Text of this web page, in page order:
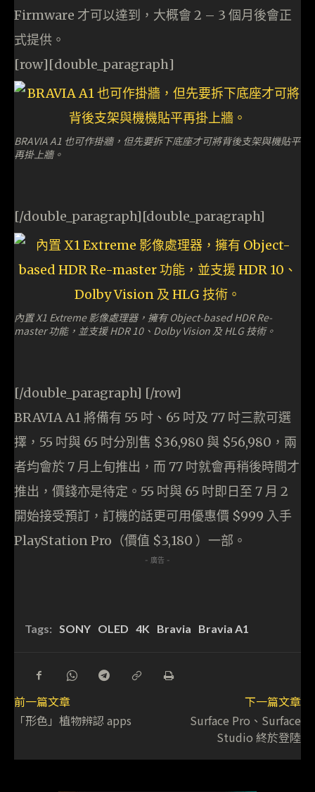
Firmware 才可以達到，大概會 2 – 3 個月後會正
式提供。
[row][double_paragraph]
BRAVIA A1 也可作掛牆，但先要拆下底座才可將背後支架與機貼平
再掛上牆。
[/double_paragraph][double_paragraph]
內置 X1 Extreme 影像處理器，擁有 Object-based HDR Re-
master 功能，並支援 HDR 10、Dolby Vision 及 HLG 技術。
[/double_paragraph] [/row]
BRAVIA A1 將備有 55 吋、65 吋及 77 吋三款可選
擇，55 吋與 65 吋分別售 $36,980 與 $56,980，兩
者均會於 7 月上旬推出，而 77 吋就會再稍後時間才
推出，價錢亦是待定。55 吋與 65 吋即日至 7 月 2
開始接受預訂，訂機的話更可用優惠價 $999 入手
PlayStation Pro（價值 $3,180 ）一部。
- 廣告 -
Tags: SONY OLED 4K Bravia Bravia A1
前一篇文章
「形色」植物辨認 apps
下一篇文章
Surface Pro、Surface
Studio 終於登陸